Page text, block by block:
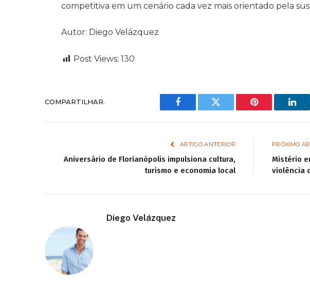
competitiva em um cenário cada vez mais orientado pela
Autor: Diego Velázquez
Post Views: 130
COMPARTILHAR.
Facebook Twitter Pinterest
ARTIGO ANTERIOR
Aniversário de Florianópolis impulsiona cultura,
turismo e economia local
PRÓXIMO
Mistério
violência
Diego Velázquez